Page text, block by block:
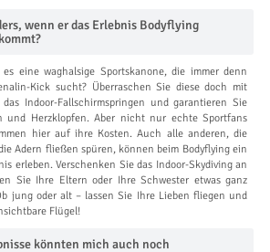
wenn er das Erlebnis Bodyflying
eine waghalsige Sportskanone, die immer denn
Kick sucht? Überraschen Sie diese doch mit
Indoor-Fallschirmspringen und garantieren Sie
und Herzklopfen. Aber nicht nur echte Sportfans
hier auf ihre Kosten. Auch alle anderen, die
Adern fließen spüren, können beim Bodyflying ein
erleben. Verschenken Sie das Indoor-Skydiving an
Sie Ihre Eltern oder Ihre Schwester etwas ganz
jung oder alt – lassen Sie Ihre Lieben fliegen und
Flügel!
könnten mich auch noch